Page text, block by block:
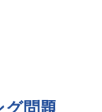
問題